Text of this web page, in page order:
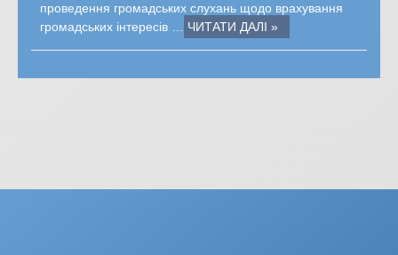
проведення громадських слухань щодо врахування
громадських інтересів …
ЧИТАТИ ДАЛІ »